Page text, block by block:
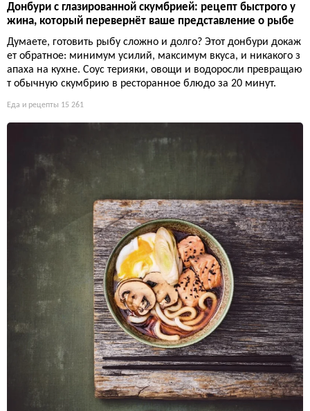
Донбури с глазированной скумбрией: рецепт быстрого у
жина, который перевернёт ваше представление о рыбе
Думаете, готовить рыбу сложно и долго? Этот донбури докаж
ет обратное: минимум усилий, максимум вкуса, и никакого з
апаха на кухне. Соус терияки, овощи и водоросли превращаю
т обычную скумбрию в ресторанное блюдо за 20 минут.
Еда и рецепты 15 261